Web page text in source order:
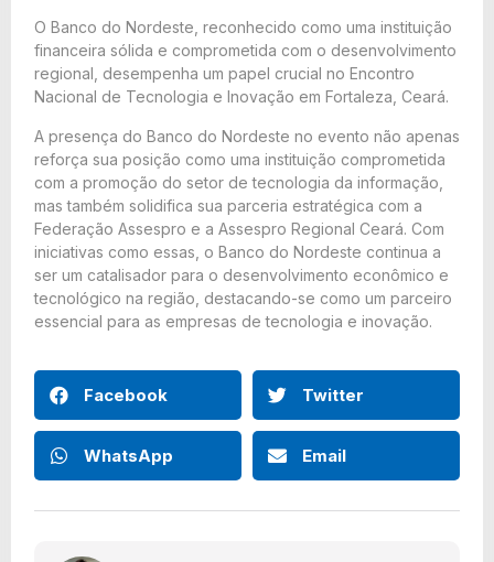
O Banco do Nordeste, reconhecido como uma instituição
financeira sólida e comprometida com o desenvolvimento
regional, desempenha um papel crucial no Encontro
Nacional de Tecnologia e Inovação em Fortaleza, Ceará.
A presença do Banco do Nordeste no evento não apenas
reforça sua posição como uma instituição comprometida
com a promoção do setor de tecnologia da informação,
mas também solidifica sua parceria estratégica com a
Federação Assespro e a Assespro Regional Ceará. Com
iniciativas como essas, o Banco do Nordeste continua a
ser um catalisador para o desenvolvimento econômico e
tecnológico na região, destacando-se como um parceiro
essencial para as empresas de tecnologia e inovação.
Facebook Twitter
WhatsApp Email